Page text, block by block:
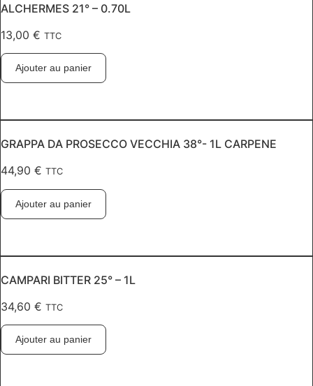
ALCHERMES 21° – 0.70L
13,00 € TTC
Ajouter au panier
GRAPPA DA PROSECCO VECCHIA 38°- 1L CARPENE
44,90 € TTC
Ajouter au panier
CAMPARI BITTER 25° – 1L
34,60 € TTC
Ajouter au panier